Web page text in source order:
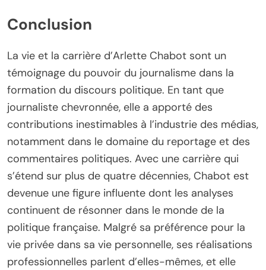
Conclusion
La vie et la carrière d’Arlette Chabot sont un
témoignage du pouvoir du journalisme dans la
formation du discours politique. En tant que
journaliste chevronnée, elle a apporté des
contributions inestimables à l’industrie des médias,
notamment dans le domaine du reportage et des
commentaires politiques. Avec une carrière qui
s’étend sur plus de quatre décennies, Chabot est
devenue une figure influente dont les analyses
continuent de résonner dans le monde de la
politique française. Malgré sa préférence pour la
vie privée dans sa vie personnelle, ses réalisations
professionnelles parlent d’elles-mêmes, et elle